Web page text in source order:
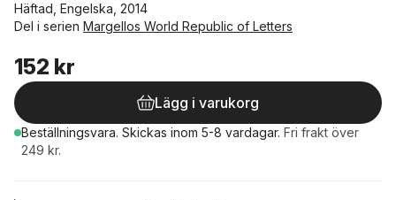
Häftad, Engelska, 2014
Del i serien Margellos World Republic of Letters
152 kr
Lägg i varukorg
Beställningsvara. Skickas inom 5-8 vardagar. Fri frakt över
249 kr.